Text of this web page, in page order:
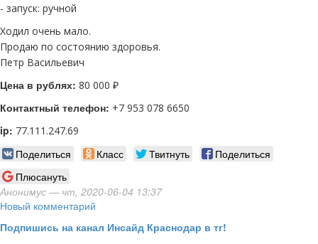
- запуск: ручной
Ходил очень мало.
Продаю по состоянию здоровья.
Петр Васильевич
Цена в рублях: 80 000 ₽
Контактный телефон: +7 953 078 6650
ip: 77.111.247.69
Поделиться Класс Твитнуть
Поделиться
Плюсануть
Анонимус — чт, 2020-06-04 13:37
Новый комментарий
Подпишись на канал Инсайд Краснодар в тг!